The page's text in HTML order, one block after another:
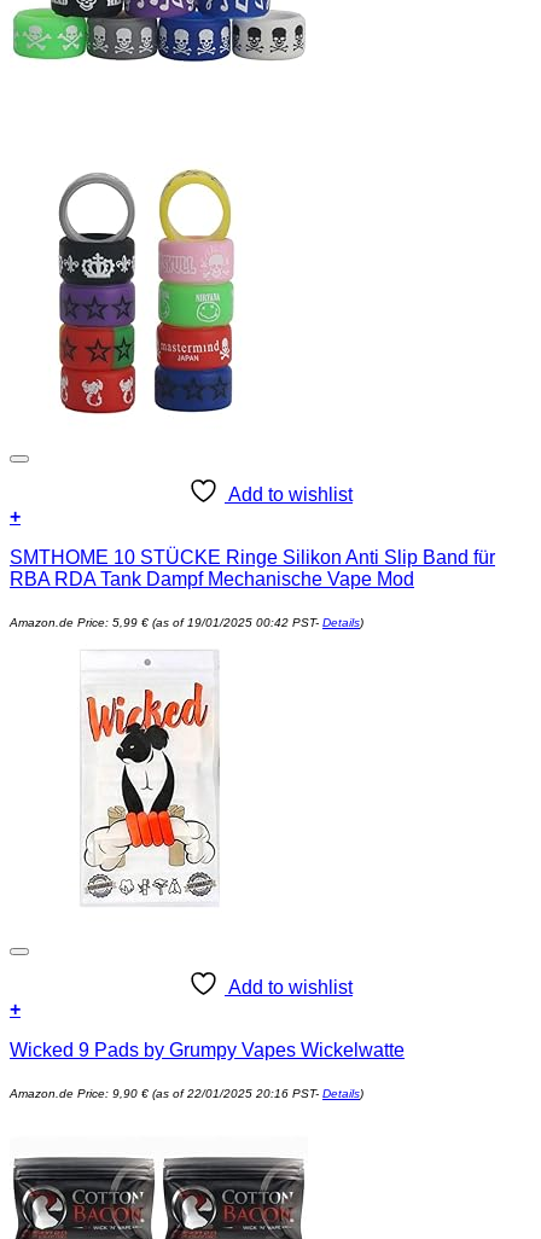
Add to wishlist
+
SMTHOME 10 STÜCKE Ringe Silikon Anti Slip Band für
RBA RDA Tank Dampf Mechanische Vape Mod
Amazon.de Price: 5,99 € (as of 19/01/2025 00:42 PST- Details)
Add to wishlist
+
Wicked 9 Pads by Grumpy Vapes Wickelwatte
Amazon.de Price: 9,90 € (as of 22/01/2025 20:16 PST- Details)